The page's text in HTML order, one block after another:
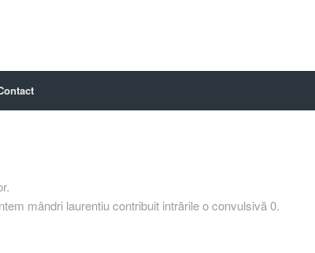
mândri laurentiu contribuit intrările o convulsivă 0.